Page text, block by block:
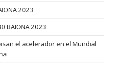
2023
BAIONA 2023
el acelerador en el Mundial